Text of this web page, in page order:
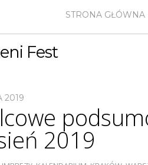
STRONA GŁÓWNA
Fest
2019
2019